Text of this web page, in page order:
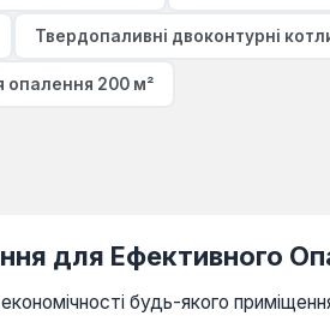
Твердопаливні двоконтурні
опалення 200 м²
для Ефективного
будь-якого